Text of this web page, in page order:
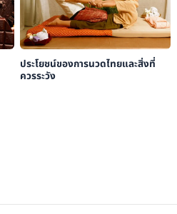
ประโยชน์ของการนวดไทยและสิ่งที่
ควรระวัง